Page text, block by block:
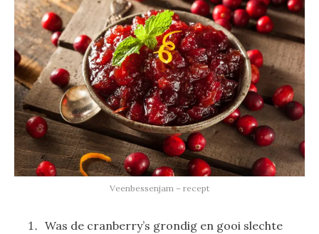
Veenbessenjam – recept
Was de cranberry’s grondig en gooi slechte